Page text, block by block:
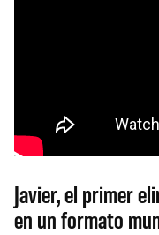
Javier, el primer
en un formato